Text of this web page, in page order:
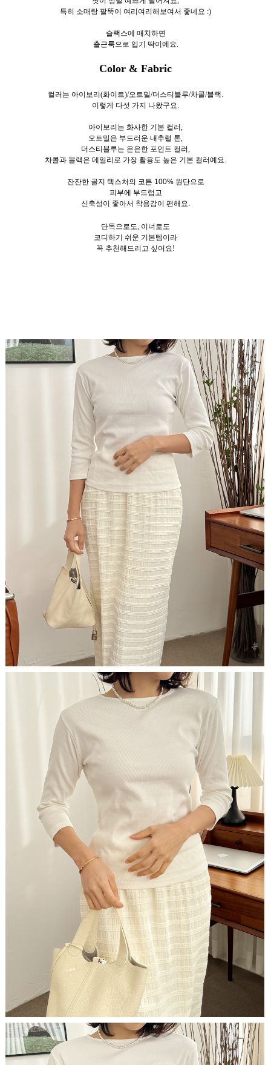
특히 소매랑 팔뚝이 여리여리해보여서 좋네요 :)
슬랙스에 매치하면
출근룩으로 입기 딱이에요.
Color & Fabric
컬러는 아이보리(화이트)/오트밀/더스티블루/차콜/블랙.
이렇게 다섯 가지 나왔구요.
아이보리는 화사한 기본 컬러,
오트밀은 부드러운 내추럴 톤,
더스티블루는 은은한 포인트 컬러,
차콜과 블랙은 데일리로 가장 활용도 높은 기본 컬러예요.
잔잔한 골지 텍스처의 코튼 100% 원단으로
피부에 부드럽고
신축성이 좋아서 착용감이 편해요.
단독으로도, 이너로도
코디하기 쉬운 기본템이라
꼭 추천해드리고 싶어요!